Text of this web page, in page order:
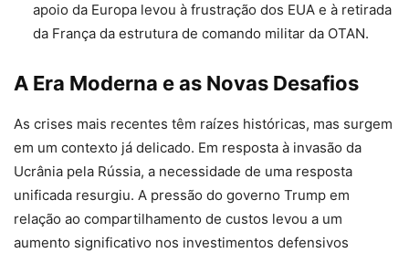
apoio da Europa levou à frustração dos EUA e à retirada
da França da estrutura de comando militar da OTAN.
A Era Moderna e as Novas Desafios
As crises mais recentes têm raízes históricas, mas surgem
em um contexto já delicado. Em resposta à invasão da
Ucrânia pela Rússia, a necessidade de uma resposta
unificada resurgiu. A pressão do governo Trump em
relação ao compartilhamento de custos levou a um
aumento significativo nos investimentos defensivos